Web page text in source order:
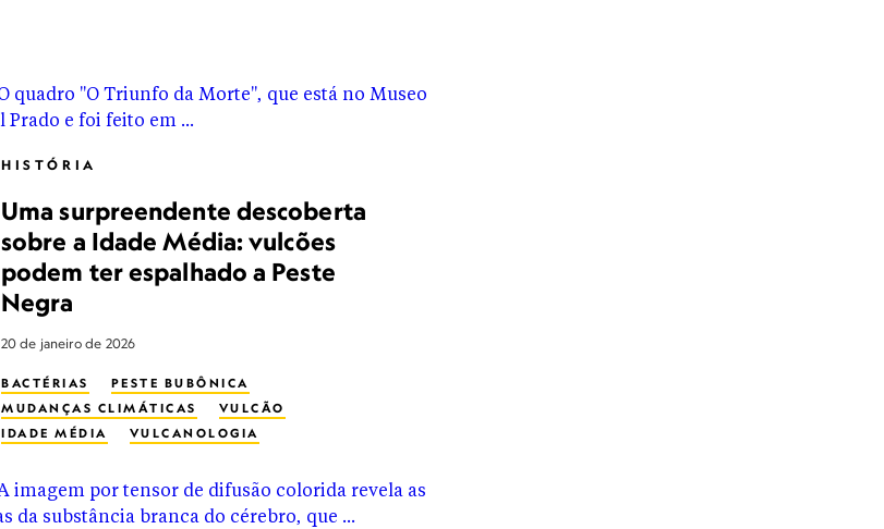
HISTÓRIA
Uma surpreendente descoberta
sobre a Idade Média: vulcões
podem ter espalhado a Peste
Negra
20 de janeiro de 2026
BACTÉRIAS
PESTE BUBÔNICA
MUDANÇAS CLIMÁTICAS
VULCÃO
IDADE MÉDIA
VULCANOLOGIA